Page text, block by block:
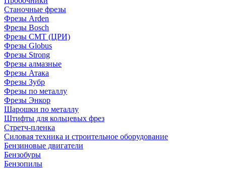
Станочные фрезы
Фрезы Arden
Фрезы Bosch
Фрезы CMT (ЦРИ)
Фрезы Globus
Фрезы Strong
Фрезы алмазные
Фрезы Атака
Фрезы Зубр
Фрезы по металлу
Фрезы Энкор
Шарошки по металлу
Штифты для кольцевых фрез
Стретч-пленка
Силовая техника и строительное оборудование
Бензиновые двигатели
Бензобуры
Бензопилы